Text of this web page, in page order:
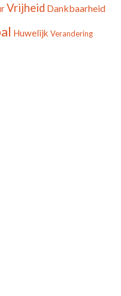
Vrijheid Dankbaarheid
Huwelijk Verandering